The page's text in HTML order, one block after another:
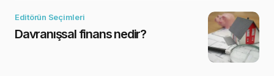
Editörün Seçimleri
Davranışsal finans nedir?